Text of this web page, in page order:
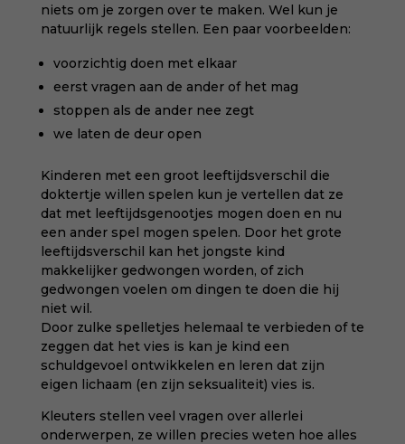
niets om je zorgen over te maken. Wel kun je
natuurlijk regels stellen. Een paar voorbeelden:
voorzichtig doen met elkaar
eerst vragen aan de ander of het mag
stoppen als de ander nee zegt
we laten de deur open
Kinderen met een groot leeftijdsverschil die
doktertje willen spelen kun je vertellen dat ze
dat met leeftijdsgenootjes mogen doen en nu
een ander spel mogen spelen. Door het grote
leeftijdsverschil kan het jongste kind
makkelijker gedwongen worden, of zich
gedwongen voelen om dingen te doen die hij
niet wil.
Door zulke spelletjes helemaal te verbieden of te
zeggen dat het vies is kan je kind een
schuldgevoel ontwikkelen en leren dat zijn
eigen lichaam (en zijn seksualiteit) vies is.
Kleuters stellen veel vragen over allerlei
onderwerpen, ze willen precies weten hoe alles